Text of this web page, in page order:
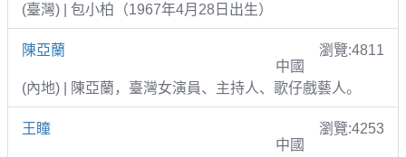
(臺灣) | 包小柏（1967年4月28日出生）
陳亞蘭
瀏覽:4811
中國
(內地) | 陳亞蘭，臺灣女演員、主持人、歌仔戲藝人。
王瞳
瀏覽:4253
中國